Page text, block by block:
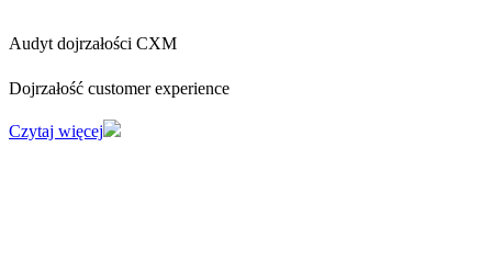
Audyt dojrzałości CXM
Dojrzałość customer experience
Czytaj więcej